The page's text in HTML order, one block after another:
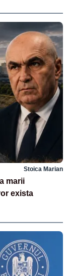
Stoica Marian
marii
exista